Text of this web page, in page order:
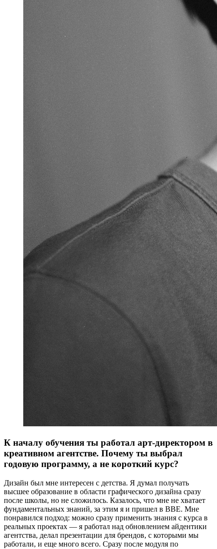
К началу обучения ты работал арт-директором в
креативном агентстве. Почему ты выбрал
годовую программу, а не короткий курс?
Дизайн был мне интересен с детства. Я думал получать
высшее образование в области графического дизайна сразу
после школы, но не сложилось. Казалось, что мне не хватает
фундаментальных знаний, за этим я и пришел в BBE. Мне
понравился подход: можно сразу применить знания с курса в
реальных проектах — я работал над обновлением айдентики
агентства, делал презентации для брендов, с которыми мы
работали, и еще много всего. Сразу после модуля по